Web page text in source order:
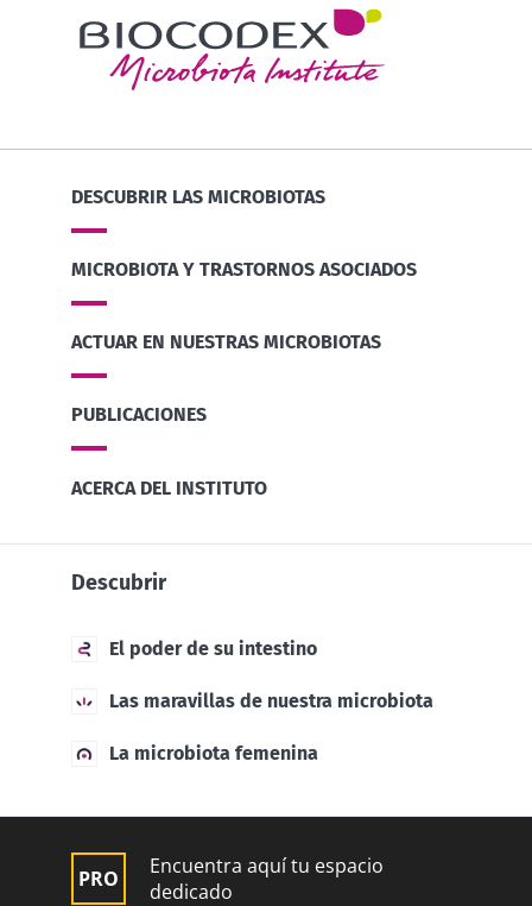
DESCUBRIR LAS MICROBIOTAS
MICROBIOTA Y TRASTORNOS ASOCIADOS
ACTUAR EN NUESTRAS MICROBIOTAS
PUBLICACIONES
ACERCA DEL INSTITUTO
Descubrir
El poder de su intestino
Las maravillas de nuestra microbiota
La microbiota femenina
Encuentra aquí tu espacio
dedicado